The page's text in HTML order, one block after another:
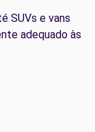
SUVs e vans
adequado às